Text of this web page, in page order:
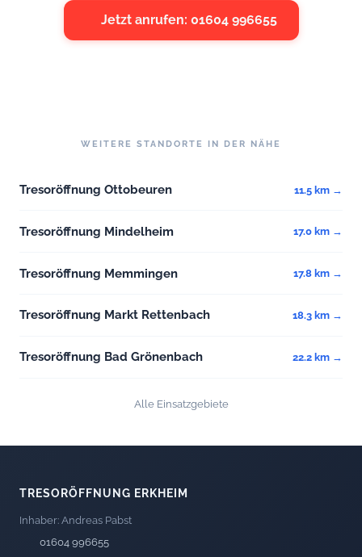
Jetzt anrufen: 01604 996655
WEITERE STANDORTE IN DER NÄHE
Tresoröffnung Ottobeuren 11.5 km →
Tresoröffnung Mindelheim 17.0 km →
Tresoröffnung Memmingen 17.8 km →
Tresoröffnung Markt Rettenbach 18.3 km →
Tresoröffnung Bad Grönenbach 22.2 km →
Alle Einsatzgebiete
TRESORÖFFNUNG ERKHEIM
Inhaber: Andreas Pabst
01604 996655